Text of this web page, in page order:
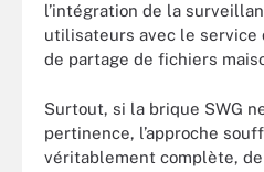
l’intégration de la
utilisateurs avec le service
de partage de fichiers
Surtout, si la brique SWG
pertinence, l’approche
véritablement complète, de